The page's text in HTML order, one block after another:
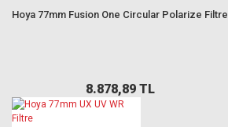
Hoya 77mm Fusion One Circular Polarize Filtre
8.878,89 TL